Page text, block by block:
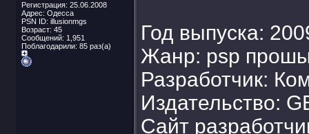
Регистрация: 25.06.2008
Адрес: Одесса
PSN ID: illusionmgs
Возраст: 45
Сообщений: 1,951
Поблагодарили: 85 раз(а)
Год выпуска:
Жанр: psp
Разработчик:
Издательство:
Сайт